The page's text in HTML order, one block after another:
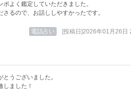
よく鑑定していただきました。
るので、お話ししやすかったです。
電話占い [投稿日]2026年01月26日
うございました。
しました！